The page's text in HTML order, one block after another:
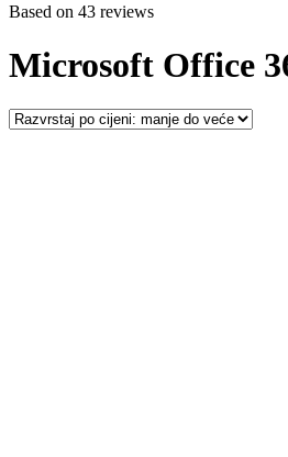
Based on 43 reviews
Microsoft Office